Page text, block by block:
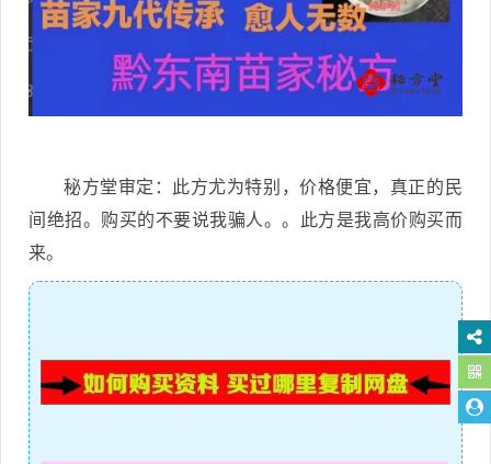
秘方堂审定：此方尤为特别，价格便宜，真正的民
间绝招。购买的不要说我骗人。。此方是我高价购买而
来。